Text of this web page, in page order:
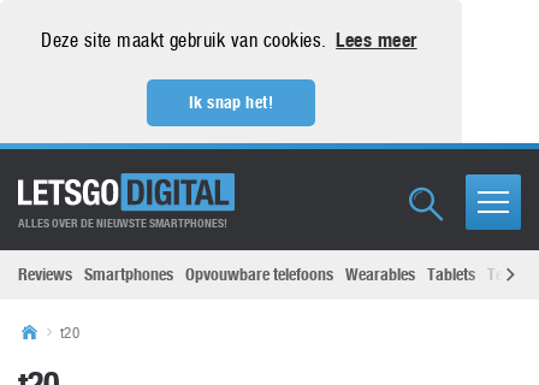
Deze site maakt gebruik van cookies. Lees meer
Ik snap het!
ALLES OVER DE NIEUWSTE SMARTPHONES!
Reviews Smartphones Opvouwbare telefoons Wearables Tablets
t20